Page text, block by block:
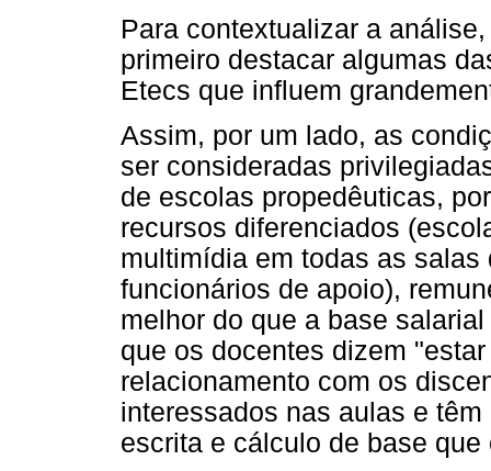
Para contextualizar a
primeiro destacar algumas
Etecs que influem
Assim, por um lado, as
ser consideradas
de escolas propedêuticas,
recursos diferenciados
multimídia em todas as
funcionários de apoio),
melhor do que a base
que os docentes dizem
relacionamento com os
interessados nas aulas e
escrita e cálculo de base